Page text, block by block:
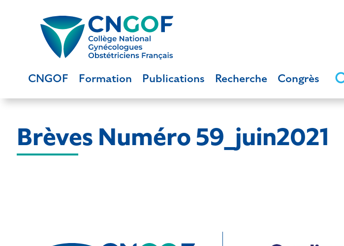
CNGOF Formation Publications Recherche Congrès
Brèves Numéro 59_juin2021